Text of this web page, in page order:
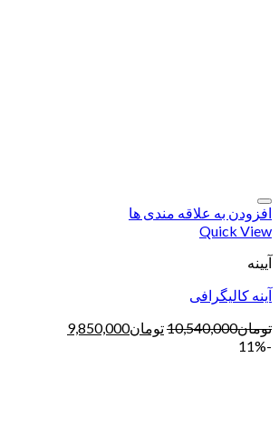
افزودن به علاقه مندی ها
Quick View
آیینه
آینه کالیگرافی
تومان10,540,000تومان9,850,000
-11%